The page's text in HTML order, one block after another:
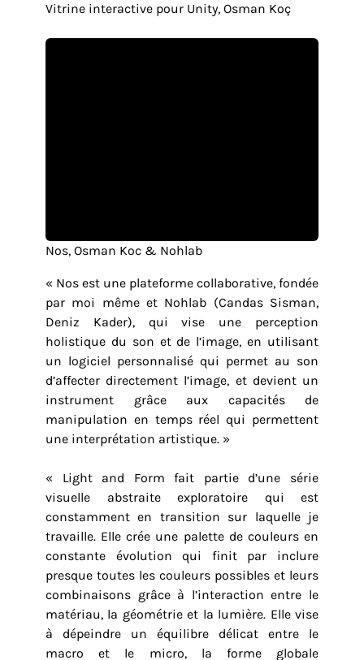
Vitrine interactive pour Unity, Osman Koç
Nos, Osman Koc & Nohlab
« Nos est une plateforme collaborative, fondée
par moi même et Nohlab (Candas Sisman,
Deniz Kader), qui vise une perception
holistique du son et de l’image, en utilisant
un logiciel personnalisé qui permet au son
d’affecter directement l’image, et devient un
instrument grâce aux capacités de
manipulation en temps réel qui permettent
une interprétation artistique. »
« Light and Form fait partie d’une série
visuelle abstraite exploratoire qui est
constamment en transition sur laquelle je
travaille. Elle crée une palette de couleurs en
constante évolution qui finit par inclure
presque toutes les couleurs possibles et leurs
combinaisons grâce à l’interaction entre le
matériau, la géométrie et la lumière. Elle vise
à dépeindre un équilibre délicat entre le
macro et le micro, la forme globale